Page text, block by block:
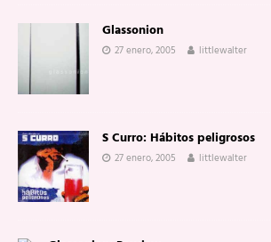
Glassonion
27 enero, 2005 littlewalter
S Curro: Hábitos peligrosos
27 enero, 2005 littlewalter